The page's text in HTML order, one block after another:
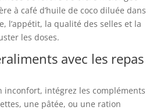
à café d’huile de coco diluée dans
l’appétit, la qualité des selles et la
les doses.
avec les repas
inconfort, intégrez les compléments
une pâtée, ou une ration